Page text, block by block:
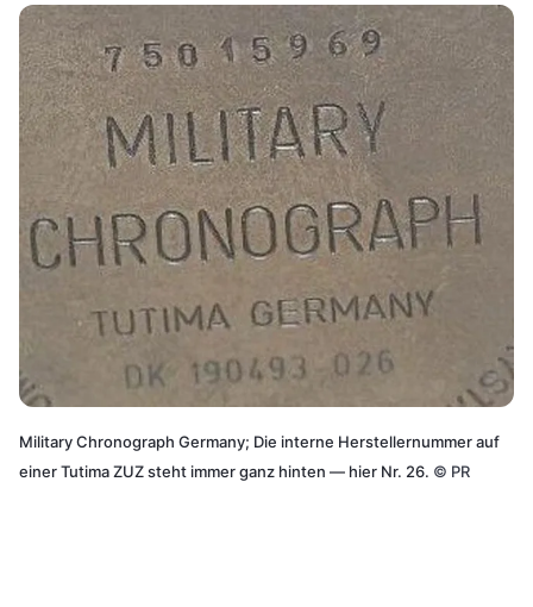
Military Chronograph Germany; Die interne Herstellernummer auf
einer Tutima ZUZ steht immer ganz hinten — hier Nr. 26. © PR